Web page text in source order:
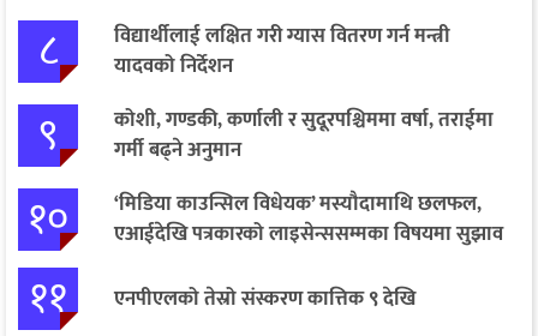
८
विद्यार्थीलाई लक्षित गरी ग्यास वितरण गर्न मन्त्री
यादवको निर्देशन
९
कोशी, गण्डकी, कर्णाली र सुदूरपश्चिममा वर्षा, तराईमा
गर्मी बढ्ने अनुमान
१०
‘मिडिया काउन्सिल विधेयक’ मस्यौदामाथि छलफल,
एआईदेखि पत्रकारको लाइसेन्ससम्मका विषयमा सुझाव
११ एनपीएलको तेस्रो संस्करण कात्तिक ९ देखि